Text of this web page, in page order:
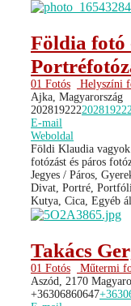
Földia
01 Fotós Helyszíni
Ajka, Magyarország
202819222202819222
E-mail
Weboldal
Földi Klaudia
fotózást és páros
Jegyes / Páros,
Divat, Portré,
Kutya, Cica, Egyéb
Takács
01 Fotós Műtermi
Aszód, 2170
+36306860647